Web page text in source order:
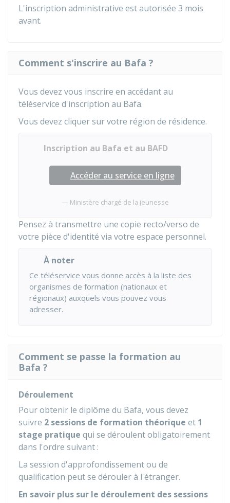
L'inscription administrative est autorisée 3 mois
avant.
Comment s'inscrire au Bafa ?
Vous devez vous inscrire en accédant au
téléservice d'inscription au Bafa.
Vous devez cliquer sur votre région de résidence.
Inscription au Bafa et au BAFD
Accéder au service en ligne
Ministère chargé de la jeunesse
Pensez à transmettre une copie recto/verso de
votre pièce d'identité via votre espace personnel.
À noter
Ce téléservice vous donne accès à la liste des
organismes de formation (nationaux et
régionaux) auxquels vous pouvez vous
adresser.
Comment se passe la formation au
Bafa ?
Déroulement
Pour obtenir le diplôme du Bafa, vous devez
suivre 2 sessions de formation théorique et 1
stage pratique qui se déroulent obligatoirement
dans l'ordre suivant :
La session d'approfondissement ou de
qualification peut se dérouler à l'étranger.
En savoir plus sur le déroulement des sessions